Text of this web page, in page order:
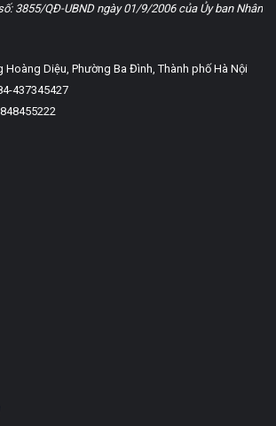
3855/QĐ-UBND ngày 01/9/2006 của Ủy ban Nhân
Hoàng Diệu, Phường Ba Đình, Thành phố Hà Nội
437345427